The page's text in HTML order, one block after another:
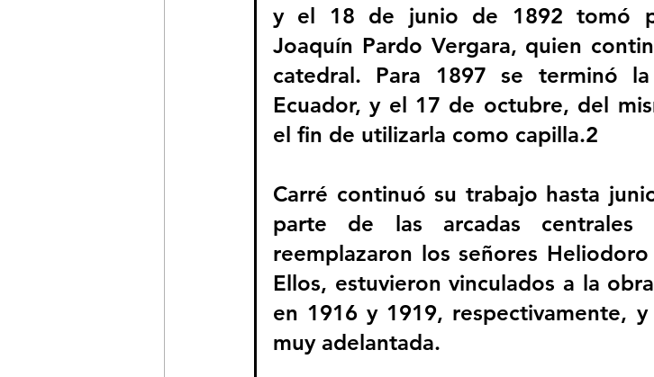
y el 18 de junio de 1892 tomó
Joaquín Pardo Vergara, quien
catedral. Para 1897 se terminó
Ecuador, y el 17 de octubre, del
el fin de utilizarla como capilla.2
Carré continuó su trabajo hasta
parte de las arcadas
reemplazaron los señores
Ellos, estuvieron vinculados a la
en 1916 y 1919, respectivamente,
muy adelantada.